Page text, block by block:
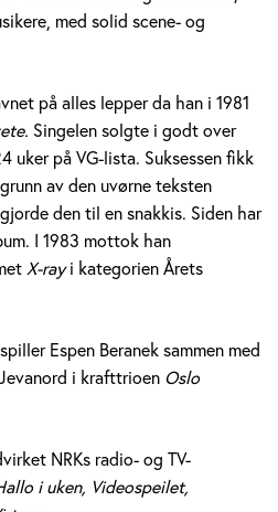
med solid scene- og
på alles lepper da han i 1981
Singelen solgte i godt over
uker på VG-lista. Suksessen fikk
av den uvørne teksten
den til en snakkis. Siden har
I 1983 mottok han
X-rayi kategorien Årets
Espen Beranek sammen med
i krafttrioen Oslo
NRKs radio- og TV-
i uken, Videospeilet,